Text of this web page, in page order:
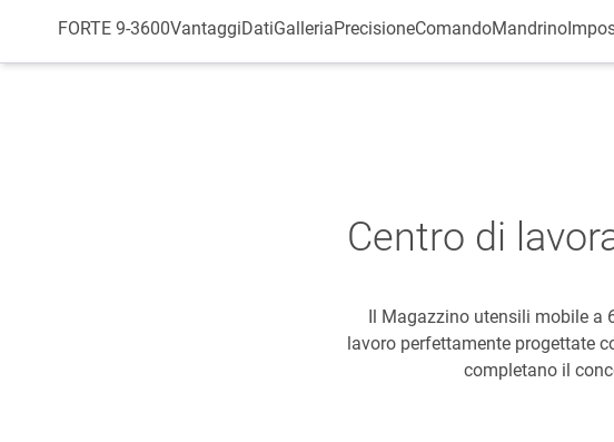
FORTE 9-3600VantaggiDatiGalleriaPrecisioneComandoMandrino
Centro di
Il Magazzino utensili mobile a
lavoro perfettamente progettate
completano il